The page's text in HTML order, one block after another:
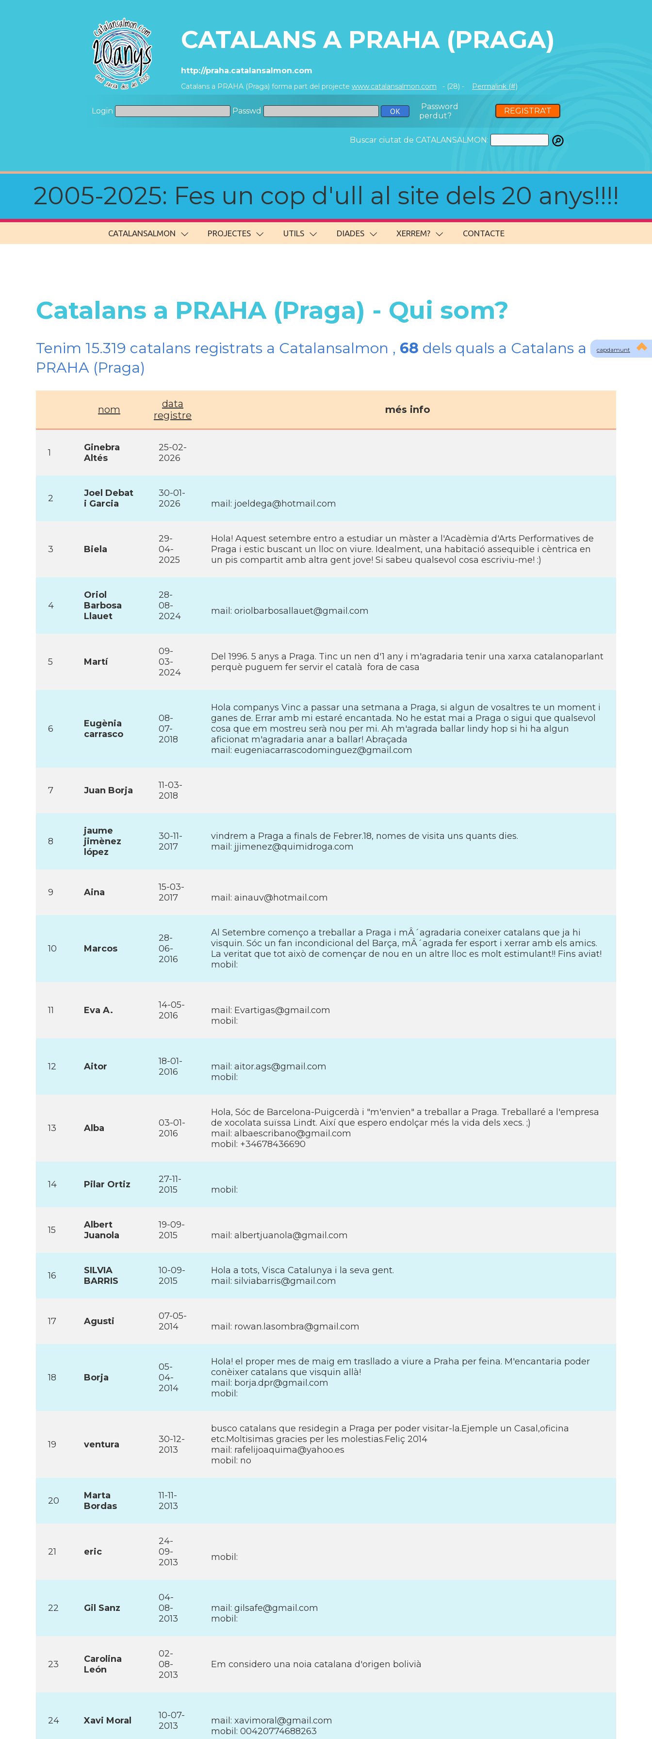
CATALANS A PRAHA (PRAGA)
http://praha.catalansalmon.com
Catalans a PRAHA (Praga) forma part del projecte www.catalansalmon.com - (28) - Permalink (#)
Login Passwd
Password
perdut?
REGISTRA'T
Buscar ciutat de CATALANSALMON:
2005-2025: Fes un cop d'ull al site dels 20 anys!!!!
CATALANSALMON PROJECTES UTILS DIADES XERREM? CONTACTE
capdamunt
Catalans a PRAHA (Praga) - Qui som?
Tenim 15.319 catalans registrats a Catalansalmon , 68 dels quals a Catalans a
PRAHA (Praga)
nom
data
registre
més info
1
Ginebra
Altés
25-02-
2026
2
Joel Debat
i Garcia
30-01-
2026
mail: joeldega@hotmail.com
3 Biela
29-
04-
2025
Hola! Aquest setembre entro a estudiar un màster a l'Acadèmia d'Arts Performatives de
Praga i estic buscant un lloc on viure. Idealment, una habitació assequible i cèntrica en
un pis compartit amb altra gent jove! Si sabeu qualsevol cosa escriviu-me! :)
4
Oriol
Barbosa
Llauet
28-
08-
2024
mail: oriolbarbosallauet@gmail.com
5 Martí­
09-
03-
2024
Del 1996. 5 anys a Praga. Tinc un nen d'1 any i m'agradaria tenir una xarxa catalanoparlant
perquè puguem fer servir el català fora de casa
6
Eugènia
carrasco
08-
07-
2018
Hola companys Vinc a passar una setmana a Praga, si algun de vosaltres te un moment i
ganes de. Errar amb mi estaré encantada. No he estat mai a Praga o sigui que qualsevol
cosa que em mostreu serà nou per mi. Ah m'agrada ballar lindy hop si hi ha algun
aficionat m'agradaria anar a ballar! Abraçada
mail: eugeniacarrascodominguez@gmail.com
7 Juan Borja
11-03-
2018
8
jaume
jimènez
lópez
30-11-
2017
vindrem a Praga a finals de Febrer.18, nomes de visita uns quants dies.
mail: jjimenez@quimidroga.com
9 Aina
15-03-
2017
mail: ainauv@hotmail.com
10 Marcos
28-
06-
2016
Al Setembre començo a treballar a Praga i mÂ´agradaria coneixer catalans que ja hi
visquin. Sóc un fan incondicional del Barça, mÂ´agrada fer esport i xerrar amb els amics.
La veritat que tot això de començar de nou en un altre lloc es molt estimulant!! Fins aviat!
mobil:
11 Eva A.
14-05-
2016
mail: Evartigas@gmail.com
mobil:
12 Aitor
18-01-
2016
mail: aitor.ags@gmail.com
mobil:
13 Alba
03-01-
2016
Hola, Sóc de Barcelona-Puigcerdà i "m'envien" a treballar a Praga. Treballaré a l'empresa
de xocolata suïssa Lindt. Així­ que espero endolçar més la vida dels xecs. ;)
mail: albaescribano@gmail.com
mobil: +34678436690
14 Pilar Ortiz
27-11-
2015
mobil:
15
Albert
Juanola
19-09-
2015
mail: albertjuanola@gmail.com
16
SILVIA
BARRIS
10-09-
2015
Hola a tots, Visca Catalunya i la seva gent.
mail: silviabarris@gmail.com
17 Agusti
07-05-
2014
mail: rowan.lasombra@gmail.com
18 Borja
05-
04-
2014
Hola! el proper mes de maig em trasllado a viure a Praha per feina. M'encantaria poder
conèixer catalans que visquin allà!
mail: borja.dpr@gmail.com
mobil:
19 ventura
30-12-
2013
busco catalans que residegin a Praga per poder visitar-la.Ejemple un Casal,oficina
etc.Moltisimas gracies per les molestias.Feliç 2014
mail: rafelijoaquima@yahoo.es
mobil: no
20
Marta
Bordas
11-11-
2013
21 eric
24-
09-
2013
mobil:
22 Gil Sanz
04-
08-
2013
mail: gilsafe@gmail.com
mobil:
23
Carolina
León
02-
08-
2013
Em considero una noia catalana d'origen bolivià
24 Xavi Moral
10-07-
2013
mail: xavimoral@gmail.com
mobil: 00420774688263